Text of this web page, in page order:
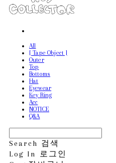
All
[ Tape Object ]
Outer
Top
Bottoms
Hat
Eyewear
Key Ring
Acc
NOTICE
Q&A
Search 검색
Log In
로그인